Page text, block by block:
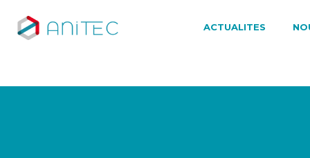
ACTUALITES